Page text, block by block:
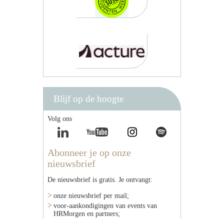
Blijf op de hoogte
Volg ons
Abonneer je op onze
nieuwsbrief
De nieuwsbrief is gratis. Je ontvangt:
onze nieuwsbrief per mail;
voor-aankondigingen van events van
HRMorgen en partners;